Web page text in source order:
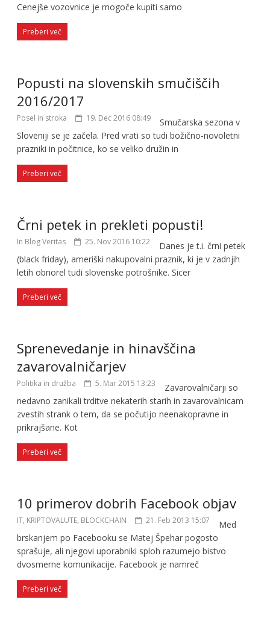
Cenejše vozov­nice je mogoče kupiti samo
Preberi več
Popusti na slovenskih smučiščih
2016/2017
Posel in stroka 19. Dec 2016 08:49
Smučarska sezona v
Sloveniji se je začela. Pred vrati so tudi božično-novoletni
prazniki in počitnice, ko se veliko družin in
Preberi več
Črni petek in prekleti popusti!
In Blog Veritas 25. Nov 2016 10:22
Danes je t.i. črni petek
(black friday), ameriški nakupovalni praznik, ki je v zadnjih
letih obnorel tudi slovenske potrošnike. Sicer
Preberi več
Sprenevedanje in hinavščina
zavarovalničarjev
Politika in družba 5. Mar 2015 13:23
Zavarovalničarji so
nedavno zanikali trditve nekaterih starih in zavarovalnicam
zvestih strank o tem, da se počutijo neenakopravne in
prikrajšane. Kot
Preberi več
10 primerov dobrih Facebook objav
IT, KRIPTOVALUTE, BLOCKCHAIN 21. Feb 2013 15:07
Med
brskanjem po Facebooku se Matej Špehar pogosto
sprašuje, ali njegovi uporabniki sploh razumejo bistvo
dvosmerne komunikacije. Facebook je namreč
Preberi več